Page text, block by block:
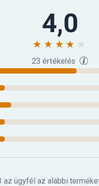
4,0
23 értékelés
az ügyfél az alábbi